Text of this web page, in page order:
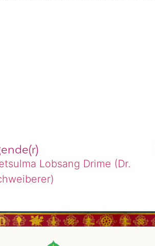
Lobsang Drime (Dr.